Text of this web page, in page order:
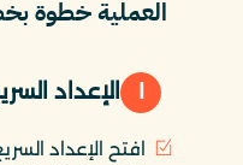
العملية خطوة
الإعداد
افتح الإعداد